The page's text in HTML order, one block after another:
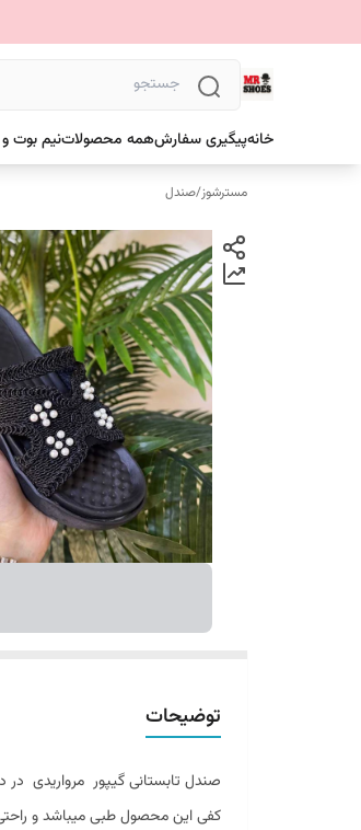
خانهپیگیری سفارشهمه محصولاتنیم بوت
مسترشوز/صندل
توضیحات
صندل تابستانی گیپور مرواریدی
کفی این محصول طبی میباشد و راحتی